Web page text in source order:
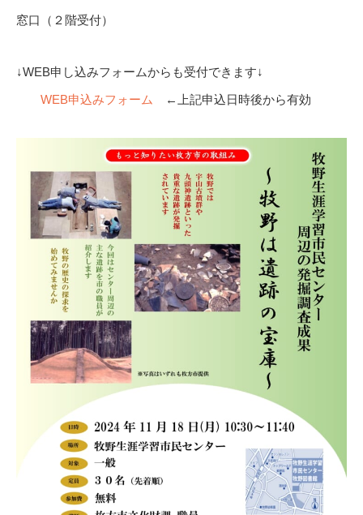
窓口（２階受付）
↓WEB申し込みフォームからも受付できます↓
WEB申込みフォーム
←上記申込日時後から有効